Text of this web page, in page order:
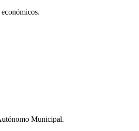
Municipal.